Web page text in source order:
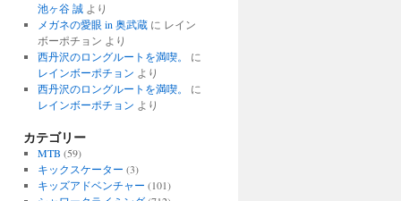
池ヶ谷 誠より
メガネの愛眼 in 奥武蔵に レイン
ボーポチョン より
西丹沢のロングルートを満喫。
に
レインボーポチョン より
西丹沢のロングルートを満喫。
に
レインボーポチョン より
カテゴリー
MTB (59)
キックスケーター (3)
キッズアドベンチャー (101)